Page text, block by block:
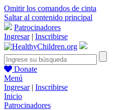
Omitir los comandos de cinta
Saltar al contenido principal
Patrocinadores
Ingresar| Inscribirse
Donate
Menú
Ingresar| Inscribirse
Inicio
Patrocinadores